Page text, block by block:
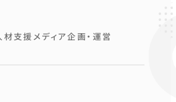
支援メディア企画・運営